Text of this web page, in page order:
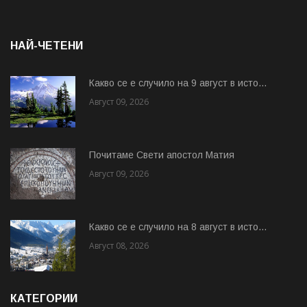
НАЙ-ЧЕТЕНИ
Какво се е случило на 9 август в исто...
Август 09, 2026
Почитаме Свети апостол Матия
Август 09, 2026
Какво се е случило на 8 август в исто...
Август 08, 2026
КАТЕГОРИИ